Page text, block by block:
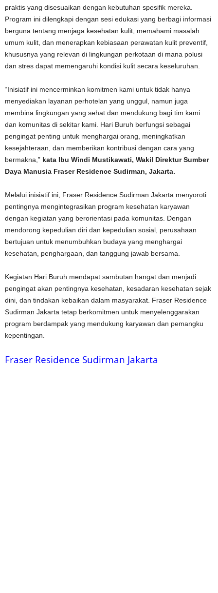
praktis yang disesuaikan dengan kebutuhan spesifik mereka.
Program ini dilengkapi dengan sesi edukasi yang berbagi informasi
berguna tentang menjaga kesehatan kulit, memahami masalah
umum kulit, dan menerapkan kebiasaan perawatan kulit preventif,
khususnya yang relevan di lingkungan perkotaan di mana polusi
dan stres dapat memengaruhi kondisi kulit secara keseluruhan.
“Inisiatif ini mencerminkan komitmen kami untuk tidak hanya
menyediakan layanan perhotelan yang unggul, namun juga
membina lingkungan yang sehat dan mendukung bagi tim kami
dan komunitas di sekitar kami. Hari Buruh berfungsi sebagai
pengingat penting untuk menghargai orang, meningkatkan
kesejahteraan, dan memberikan kontribusi dengan cara yang
bermakna,” kata Ibu Windi Mustikawati, Wakil Direktur Sumber
Daya Manusia Fraser Residence Sudirman, Jakarta.
Melalui inisiatif ini, Fraser Residence Sudirman Jakarta menyoroti
pentingnya mengintegrasikan program kesehatan karyawan
dengan kegiatan yang berorientasi pada komunitas. Dengan
mendorong kepedulian diri dan kepedulian sosial, perusahaan
bertujuan untuk menumbuhkan budaya yang menghargai
kesehatan, penghargaan, dan tanggung jawab bersama.
Kegiatan Hari Buruh mendapat sambutan hangat dan menjadi
pengingat akan pentingnya kesehatan, kesadaran kesehatan sejak
dini, dan tindakan kebaikan dalam masyarakat. Fraser Residence
Sudirman Jakarta tetap berkomitmen untuk menyelenggarakan
program berdampak yang mendukung karyawan dan pemangku
kepentingan.
Fraser Residence Sudirman Jakarta